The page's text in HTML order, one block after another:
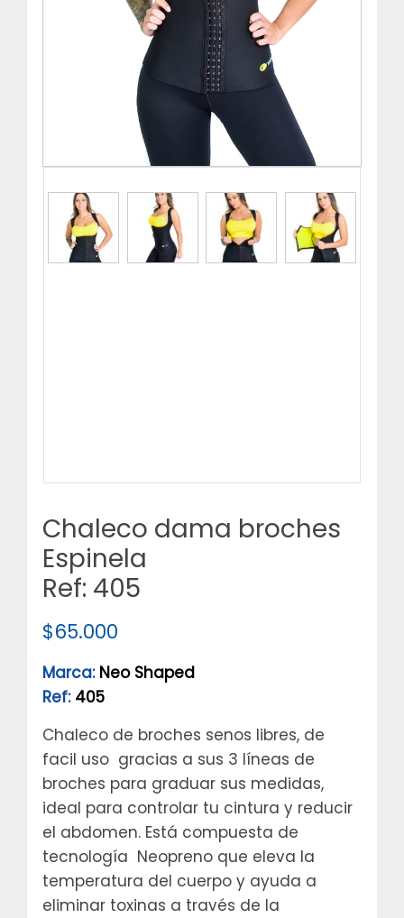
Chaleco dama broches
Espinela
Ref: 405
$65.000
Marca: Neo Shaped
Ref: 405
Chaleco de broches senos libres, de
facil uso gracias a sus 3 líneas de
broches para graduar sus medidas,
ideal para controlar tu cintura y reducir
el abdomen. Está compuesta de
tecnología Neopreno que eleva la
temperatura del cuerpo y ayuda a
eliminar toxinas a través de la